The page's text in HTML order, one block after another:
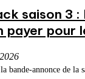
saison 3
payer pour
bande-annonce de la